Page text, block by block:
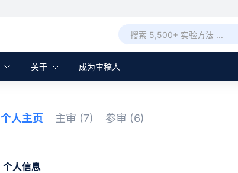
关于 成为审稿人
个人主页 主审 (7) 参审 (6)
个人信息